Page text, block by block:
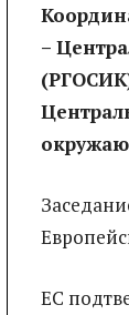
–
ЕС